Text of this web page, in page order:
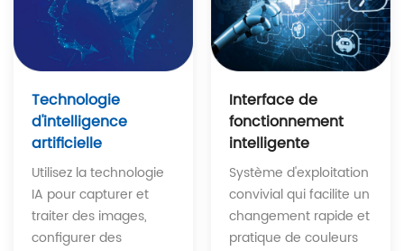
Technologie
d'intelligence
artificielle
Utilisez la technologie
IA pour capturer et
traiter des images,
configurer des
Interface de
fonctionnement
intelligente
Système d'exploitation
convivial qui facilite un
changement rapide et
pratique de couleurs